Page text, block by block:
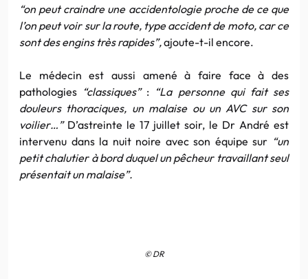
“on peut craindre une accidentologie proche de ce que
l’on peut voir sur la route, type accident de moto, car ce
sont des engins très rapides”,ajoute-t-il encore.
Le médecin est aussi amené à faire face à des
pathologies “classiques” : “La personne qui fait ses
douleurs thoraciques, un malaise ou un AVC sur son
voilier…” D’astreinte le 17 juillet soir, le Dr André est
intervenu dans la nuit noire avec son équipe sur “un
petit chalutier à bord duquel un pêcheur travaillant seul
présentait un malaise”.
© DR